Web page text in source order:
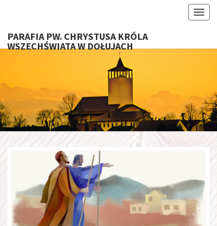
PARAFIA PW. CHRYSTUSA KRÓLA
WSZECHŚWIATA W DOŁUJACH
W